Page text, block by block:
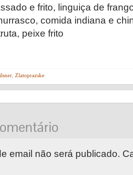
e frito, linguiça de
comida indiana e
peixe frito
Zlatoprazske
email não será publicado.